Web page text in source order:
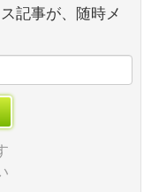
記事が、随時メ